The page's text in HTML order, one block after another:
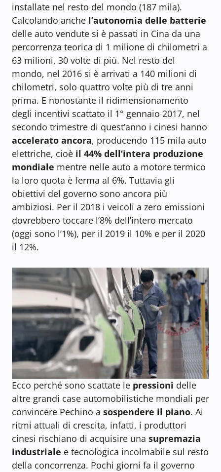
installate nel resto del mondo (187 mila).
Calcolando anche l’autonomia delle batterie
delle auto vendute si è passati in Cina da una
percorrenza teorica di 1 milione di chilometri a
63 milioni, 30 volte di più. Nel resto del
mondo, nel 2016 si è arrivati a 140 milioni di
chilometri, solo quattro volte più di tre anni
prima. E nonostante il ridimensionamento
degli incentivi scattato il 1° gennaio 2017, nel
secondo trimestre di quest’anno i cinesi hanno
accelerato ancora, producendo 115 mila auto
elettriche, cioè il 44% dell’intera produzione
mondiale mentre nelle auto a motore termico
la loro quota è ferma al 6%. Tuttavia gli
obiettivi del governo sono ancora più
ambiziosi. Per il 2018 i veicoli a zero emissioni
dovrebbero toccare l’8% dell’intero mercato
(oggi sono l’1%), per il 2019 il 10% e per il 2020
il 12%.
Ecco perché sono scattate le pressioni delle
altre grandi case automobilistiche mondiali per
convincere Pechino a sospendere il piano. Ai
ritmi attuali di crescita, infatti, i produttori
cinesi rischiano di acquisire una supremazia
industriale e tecnologica incolmabile sul resto
della concorrenza. Pochi giorni fa il governo